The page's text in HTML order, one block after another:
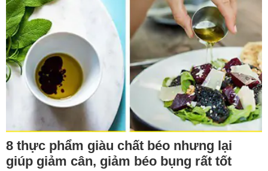
8 thực phẩm giàu chất béo nhưng lại
giúp giảm cân, giảm béo bụng rất tốt